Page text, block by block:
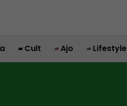
Cult Ajo Lifestyle